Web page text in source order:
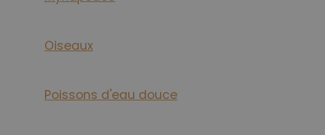
Oiseaux
Poissons d'eau douce